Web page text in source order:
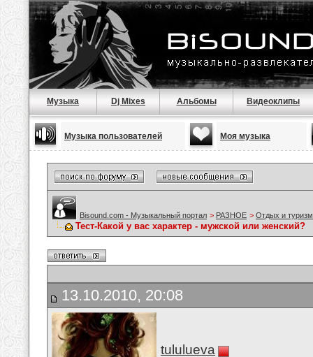
Музыка Dj Mixes Альбомы Видеоклипы
Музыка пользователей Моя музыка
Bisound.com - Музыкальный портал > РАЗНОЕ > Отдых и туризм
Тест-Какой у вас характер - мужской или женский?
13.10.2010, 20:08
tululueva